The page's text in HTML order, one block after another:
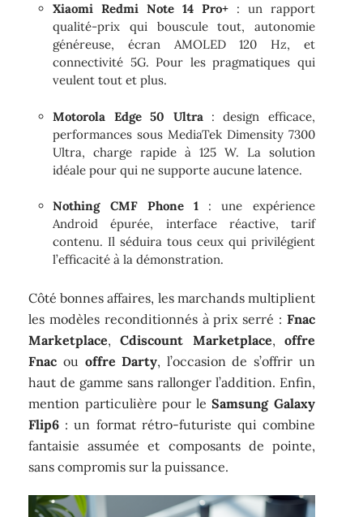
Xiaomi Redmi Note 14 Pro+: un rapport
qualité-prix qui bouscule tout, autonomie
généreuse, écran AMOLED 120 Hz, et
connectivité 5G. Pour les pragmatiques qui
veulent tout et plus.
Motorola Edge 50 Ultra: design efficace,
performances sous MediaTek Dimensity 7300
Ultra, charge rapide à 125 W. La solution
idéale pour qui ne supporte aucune latence.
Nothing CMF Phone 1 : une expérience
Android épurée, interface réactive, tarif
contenu. Il séduira tous ceux qui privilégient
l’efficacité à la démonstration.
Côté bonnes affaires, les marchands multiplient
les modèles reconditionnés à prix serré : Fnac
Marketplace,Cdiscount Marketplace, offre
Fnac ou offre Darty, l’occasion de s’offrir un
haut de gamme sans rallonger l’addition. Enfin,
mention particulière pour leSamsung Galaxy
Flip6 : un format rétro-futuriste qui combine
fantaisie assumée et composants de pointe,
sans compromis sur la puissance.